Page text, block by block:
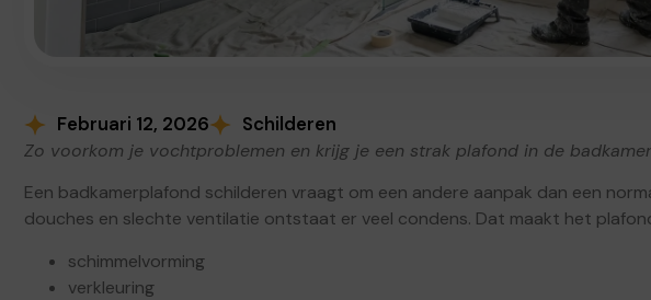
Februari 12, 2026 Schilderen
Zo voorkom je vochtproblemen en krijg je een strak plafond in de badkamer
Een badkamerplafond schilderen vraagt om een andere aanpak dan een
douches en slechte ventilatie ontstaat er veel condens. Dat maakt het
schimmelvorming
verkleuring